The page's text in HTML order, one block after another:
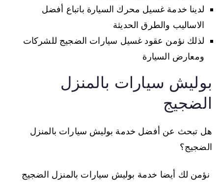
لدينا خدمة غسيل محرك السيارة باتباع أفضل
الاساليب والطرق الحديثة
لذلك نؤمن عقود غسيل سيارات الضجيج للشركات
ومعارض السيارة
بوليش سيارات بالمنزل
الضجيج
هل تبحث عن أفضل خدمة بوليش سيارات بالمنزل
الضجيج؟
نؤمن لك أيضا خدمة بوليش سيارات بالمنزل الضجيج